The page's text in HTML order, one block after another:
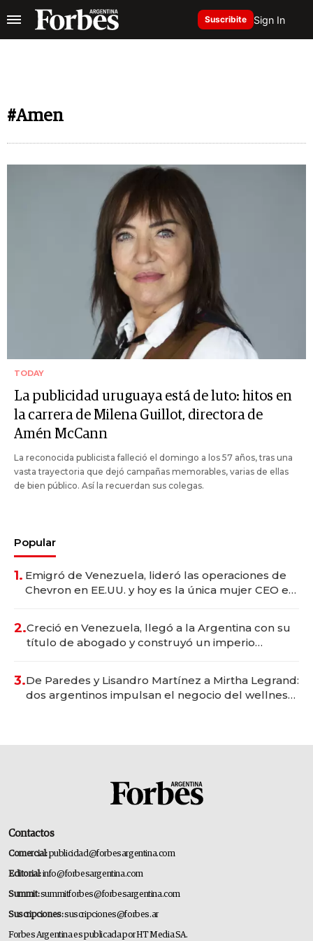
Suscribite Sign In
#Amen
TODAY
La publicidad uruguaya está de luto: hitos en
la carrera de Milena Guillot, directora de
Amén McCann
La reconocida publicista falleció el domingo a los 57 años, tras una
vasta trayectoria que dejó campañas memorables, varias de ellas
de bien público. Así la recuerdan sus colegas.
Popular
1. Emigró de Venezuela, lideró las operaciones de
Chevron en EE.UU. y hoy es la única mujer CEO en
2.Creció en Venezuela, llegó a la Argentina con su
título de abogado y construyó un imperio
3.De Paredes y Lisandro Martínez a Mirtha Legrand:
dos argentinos impulsan el negocio del wellness
Contactos
Comercial:publicidad@forbesargentina.com
Editorial:info@forbesargentina.com
Summit:summitforbes@forbesargentina.com
Suscripciones:suscripciones@forbes.ar
Forbes Argentina es publicada por HT Media SA.